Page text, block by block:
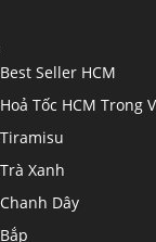
Seller HCM
Tốc HCM Trong
Xanh
Dây